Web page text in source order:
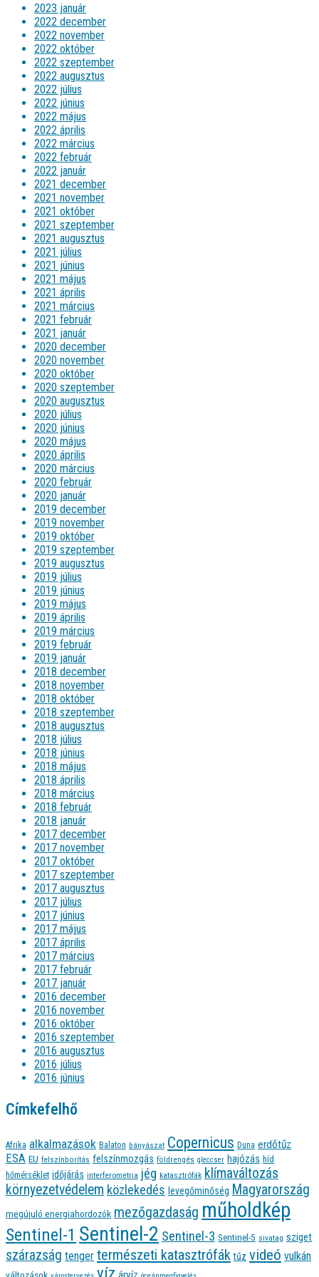
2023 január
2022 december
2022 november
2022 október
2022 szeptember
2022 augusztus
2022 július
2022 június
2022 május
2022 április
2022 március
2022 február
2022 január
2021 december
2021 november
2021 október
2021 szeptember
2021 augusztus
2021 július
2021 június
2021 május
2021 április
2021 március
2021 február
2021 január
2020 december
2020 november
2020 október
2020 szeptember
2020 augusztus
2020 július
2020 június
2020 május
2020 április
2020 március
2020 február
2020 január
2019 december
2019 november
2019 október
2019 szeptember
2019 augusztus
2019 július
2019 június
2019 május
2019 április
2019 március
2019 február
2019 január
2018 december
2018 november
2018 október
2018 szeptember
2018 augusztus
2018 július
2018 június
2018 május
2018 április
2018 március
2018 február
2018 január
2017 december
2017 november
2017 október
2017 szeptember
2017 augusztus
2017 július
2017 június
2017 május
2017 április
2017 március
2017 február
2017 január
2016 december
2016 november
2016 október
2016 szeptember
2016 augusztus
2016 július
2016 június
Címkefelhő
Afrika alkalmazások Balaton bányászat Copernicus Duna erdőtűz
ESA EU felszínborítás felszínmozgás földrengés gleccser hajózás híd
hőmérséklet időjárás interferometria jég katasztrófák klímaváltozás
környezetvédelem közlekedés levegőminőség Magyarország
megújuló energiahordozók mezőgazdaság műholdkép
Sentinel-1 Sentinel-2 Sentinel-3 Sentinel-5 sivatag sziget
szárazság tenger természeti katasztrófák tűz videó vulkán